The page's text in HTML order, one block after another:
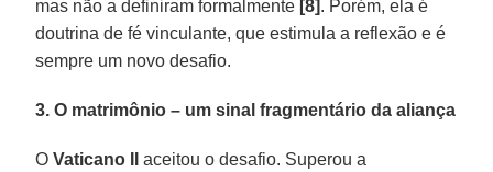
mas não a definiram formalmente [8]. Porém, ela é
doutrina de fé vinculante, que estimula a reflexão e é
sempre um novo desafio.
3. O matrimônio – um sinal fragmentário da aliança
OVaticano II
aceitou o desafio. Superou a